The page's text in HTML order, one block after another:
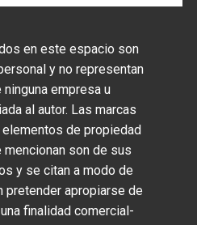
en este espacio son
y no representan
empresa u
al autor. Las marcas
de propiedad
son de sus
y se citan a modo de
pretender apropiarse de
finalidad comercial-